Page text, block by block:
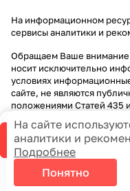
На информационном
сервисы аналитики и
Обращаем Ваше внимание
носит исключительно
условиях
сайте, не являются
положениями Статей 435
На сайте
аналитики и
Подробнее
Понятно